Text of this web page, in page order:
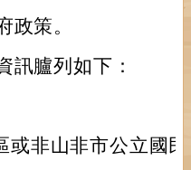
政策。
訊臚列如下：
或非山非市公立國